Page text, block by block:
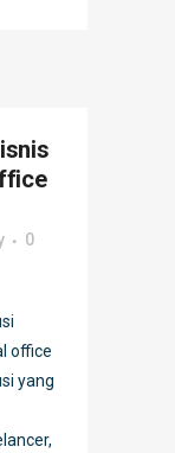
0
office
yang